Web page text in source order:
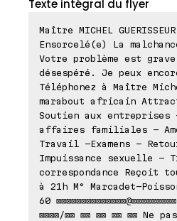
Texte intégral du flyer
Maître MICHEL
Ensorcelé(e) La
Votre problème est
désespéré. Je peux
Téléphonez à Maître
marabout africain
Soutien aux entreprises
affaires familiales -
Travail -Examens -
Impuissance sexuelle -
correspondance Reçoit
à 21h M° Marcadet-
60
⊠⊠⊠⊠/⊠⊠ ⊠⊠ ⊠⊠ ⊠⊠ ⊠⊠ Ne